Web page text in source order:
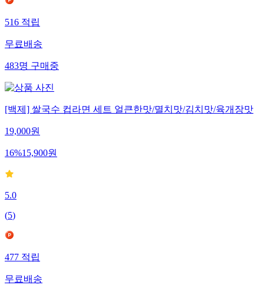
516적립
무료배송
483명구매중
[백제] 쌀국수 컵라면 세트 얼큰한맛/멸치맛/김치맛/육개장맛
19,000원
16%15,900원
5.0
(5)
477적립
무료배송